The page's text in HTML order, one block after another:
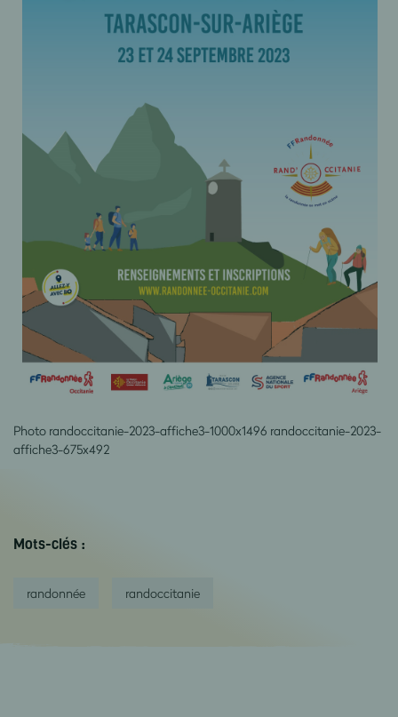
Photo randoccitanie-2023-affiche3-1000x1496 randoccitanie-2023-
affiche3-675x492
Mots-clés :
randonnée randoccitanie